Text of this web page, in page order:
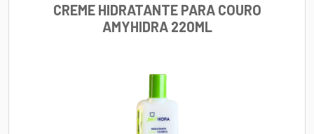
CREME HIDRATANTE PARA COURO
AMYHIDRA 220ML